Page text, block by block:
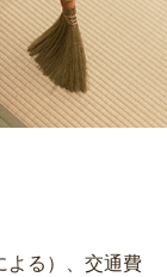
よる）、交通費